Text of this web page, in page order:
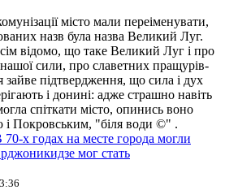
місто мали переіменувати,
назв була назва Великий Луг.
відомо, що таке Великий Луг і про
сили, про славетних пращурів-
зайве підтвердження, що сила і дух
і донині: адже страшно навіть
спіткати місто, опинись воно
і Покровським, "біля води ©" .
х годах на месте города могли
мог стать